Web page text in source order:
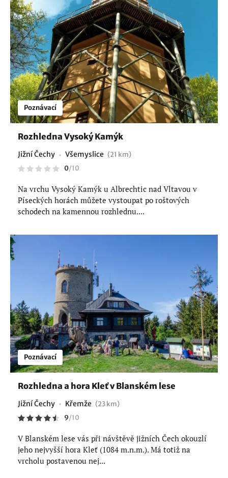
Poznávací
Rozhledna Vysoký Kamýk
Jižní Čechy Všemyslice (21 km)
0/10
Na vrchu Vysoký Kamýk u Albrechtic nad Vltavou v
Píseckých horách můžete vystoupat po roštových
schodech na kamennou rozhlednu....
Poznávací
Rozhledna a hora Kleť v Blanském lese
Jižní Čechy Křemže (23 km)
9/10
V Blanském lese vás při návštěvě jižních Čech okouzlí
jeho nejvyšší hora Kleť (1084 m.n.m.). Má totiž na
vrcholu postavenou nej...